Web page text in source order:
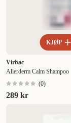
KJØP
Virbac
Allerderm Calm Shampoo
(0)
289 kr